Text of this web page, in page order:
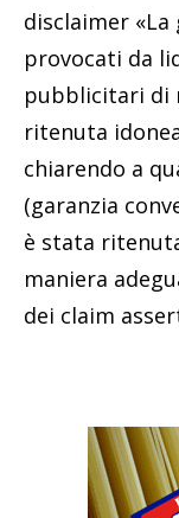
disclaimer
provocati da
pubblicitari di
ritenuta
chiarendo a
(garanzia
è stata
maniera
dei claim